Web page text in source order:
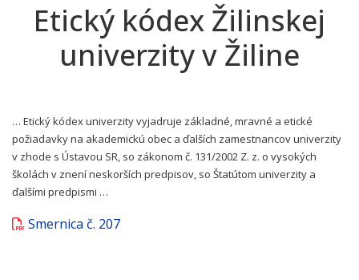
Etický kódex Žilinskej
univerzity v Žiline
… Etický kódex univerzity vyjadruje základné, mravné a etické
požiadavky na akademickú obec a ďalších zamestnancov univerzity
v zhode s Ústavou SR, so zákonom č. 131/2002 Z. z. o vysokých
školách v znení neskorších predpisov, so Štatútom univerzity a
ďalšími predpismi …
Smernica č. 207